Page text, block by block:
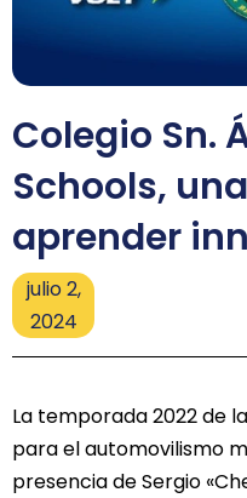
Colegio Sn.
Schools,
aprender
julio 2,
2024
La temporada 2022 de
para el automovilismo
presencia de Sergio